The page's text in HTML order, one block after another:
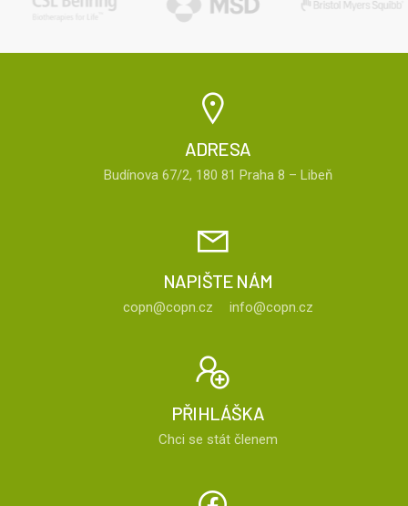
ADRESA
Budínova 67/2, 180 81 Praha 8 – Libeň
NAPIŠTE NÁM
copn@copn.cz info@copn.cz
PŘIHLÁŠKA
Chci se stát členem